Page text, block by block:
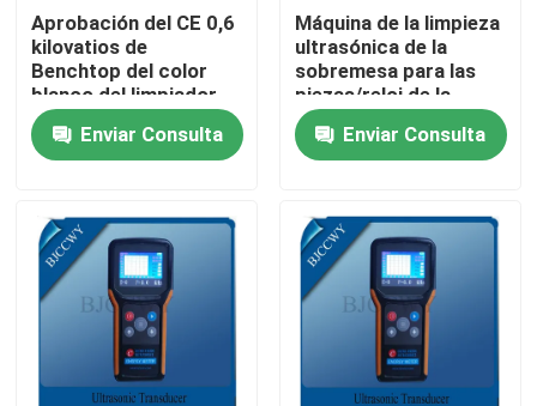
Control de calidad
Éntrenos en contacto con
Pida una cita
transductor ultrasónico de limpieza
transductor ultrasónico de alta potencia
Transductor ultrasónico de la frecuencia multi
Aprobación del CE 0,6
kilovatios de
Benchtop del color
blanco del limpiador
ultrasónico para las
piezas del reloj
Enviar Consulta
Máquina de la limpieza
ultrasónica de la
sobremesa para las
piezas/reloj de la
joyería/de la máquina
Enviar Consulta